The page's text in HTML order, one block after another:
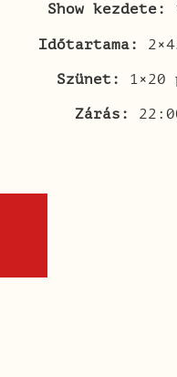
Show kezdete:
Időtartama:
Szünet: 1×20
Zárás: